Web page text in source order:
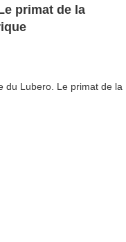
primat de la